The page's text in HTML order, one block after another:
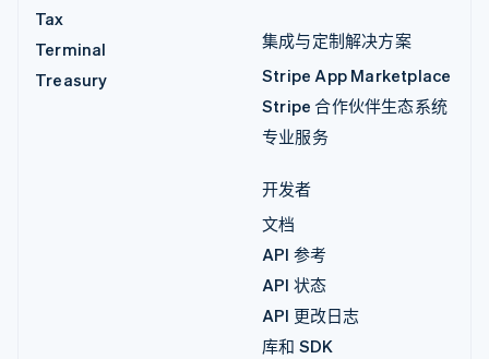
Tax
Terminal
Treasury
集成与定制解决方案
Stripe App Marketplace
Stripe 合作伙伴生态系统
专业服务
开发者
文档
API 参考
API 状态
API 更改日志
库和 SDK